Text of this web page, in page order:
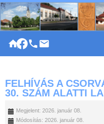
|
FELHÍVÁS A
30. SZÁM ALATTI
Megjelent: 2026. január 08.
Módosítás: 2026. január 08.